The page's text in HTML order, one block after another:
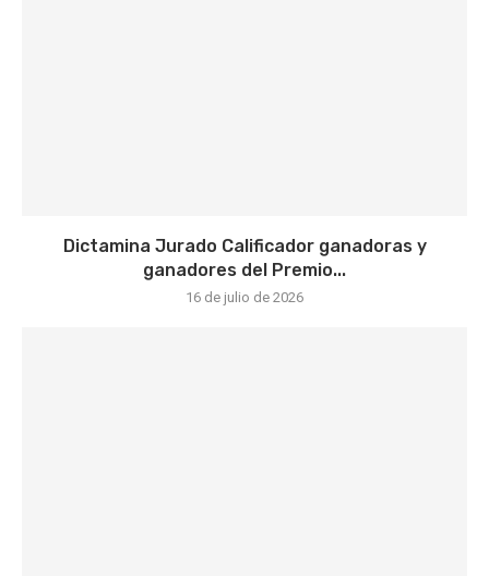
Dictamina Jurado Calificador ganadoras y
ganadores del Premio...
16 de julio de 2026